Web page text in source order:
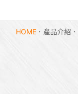
HOME 產品介紹